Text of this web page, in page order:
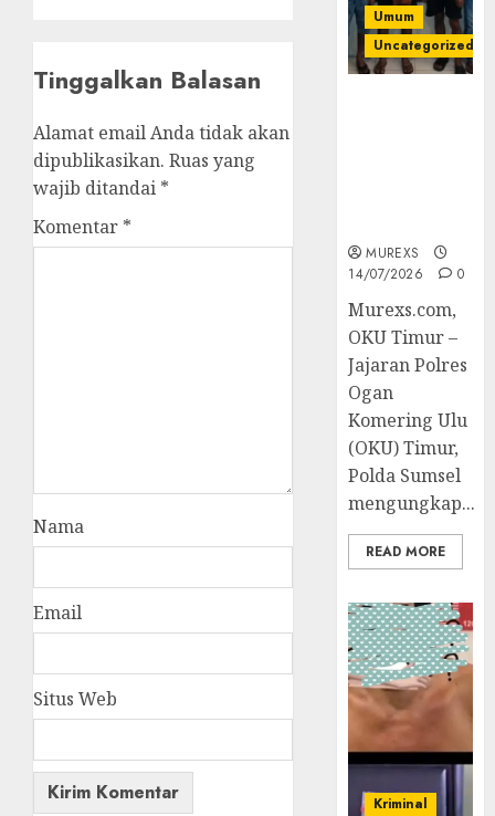
Tinggalkan Balasan
Alamat email Anda tidak akan
dipublikasikan. Ruas yang
wajib ditandai *
Komentar *
Nama
Email
Situs Web
Umum
Uncategorized
MUREXS
14/07/2026
0
Murexs.com,
OKU Timur –
Jajaran Polres
Ogan
Komering Ulu
(OKU) Timur,
Polda Sumsel
mengungkap...
READ MORE
Kriminal